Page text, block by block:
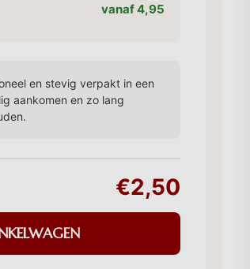
vanaf 4,95
en stevig verpakt in een
aankomen en zo lang
€2,50